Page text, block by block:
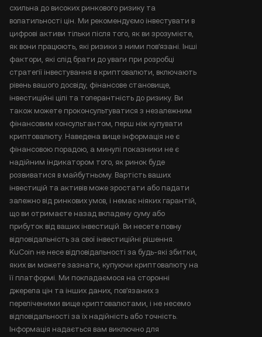
схильна до високих ринкового ризику та
волатильності цін. Ми рекомендуємо інвестувати в
цифрові активи тільки після того, як ви зрозумієте,
як вони працюють, які ризики з ними пов'язані. Інші
фактори, які слід брати до уваги при розробці
стратегії інвестування в криптовалюти, включають
рівень вашого досвіду, фінансове становище,
інвестиційні цілі та толерантність до ризику. Ви
також можете проконсультуватися з незалежним
фінансовим консультантом, перш ніж купувати
криптовалюту. Наведена вище інформація не є
фінансовою порадою, а минулі показники не є
надійним індикатором того, як ринок буде
розвиватися в майбутньому. Вартість ваших
інвестицій та активів може зростати або падати
залежно від ринкових умов, і немає ніяких гарантій,
що ви отримаєте назад вкладену суму або
прибуток від ваших інвестицій. Ви несете повну
відповідальність за свої інвестиційні рішення.
KuCoin не несе відповідальності за будь-які збитки,
яких ви можете зазнати, купуючи криптовалюту на
її платформі. Ми покладаємося на сторонні
джерела цін та інших даних, пов'язаних з
переліченими вище криптовалютами, і не несемо
відповідальності за їх надійність або точність.
Інформація надається вам виключно для